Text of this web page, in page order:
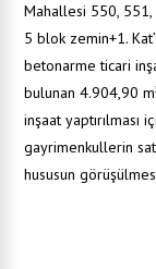
Mahallesi 550,
5 blok zemin+1.
betonarme ticari
bulunan 4.904,90
inşaat
gayrimenkullerin
hususun